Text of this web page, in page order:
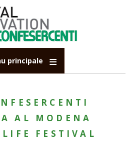
principale
AL MODENA
FESTIVAL